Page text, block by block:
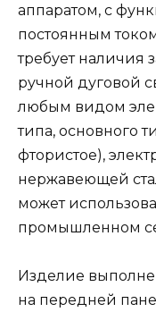
аппаратом, с
постоянным
требует наличия
ручной дуговой
любым видом
типа, основного
фтористое),
нержавеющей
может
промышленном
Изделие
на передней